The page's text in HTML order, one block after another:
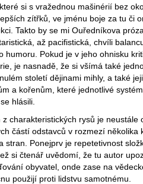
si s vražednou mašinérií bez
zítřků, ve jménu boje za tu či
Takto by se mi Ouředníkova
až pacifistická, chvíli
humoru. Pokud je v jeho ohnisku
je nasnadě, že si všímá také
století dějinami mihly, a také
a kořenům, které jednotlivé
hlásili.
z charakteristických rysů je neustále
částí odstavců v rozmezí několika
stran. Ponejprv je repetetivnost
si čtenář uvědomí, že tu autor
obyvatel, onde zase na
použijí proti lidstvu samotnému.